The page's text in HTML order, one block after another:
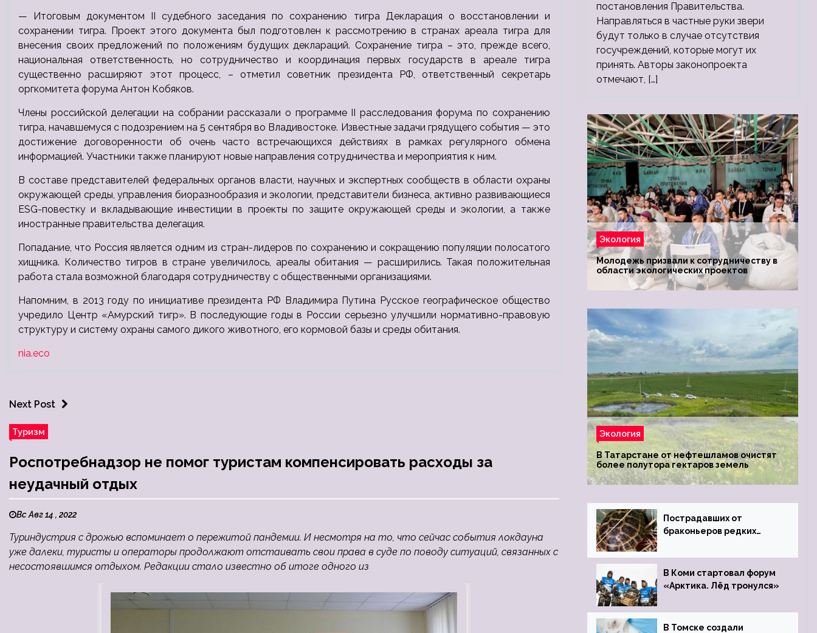
— Итоговым документом II судебного заседания по сохранению тигра Декларация о восстановлении и
сохранении тигра. Проект этого документа был подготовлен к рассмотрению в странах ареала тигра для
внесения своих предложений по положениям будущих деклараций. Сохранение тигра – это, прежде всего,
национальная ответственность, но сотрудничество и координация первых государств в ареале тигра
существенно расширяют этот процесс, – отметил советник президента РФ, ответственный секретарь
оргкомитета форума Антон Кобяков.
Члены российской делегации на собрании рассказали о программе II расследования форума по сохранению
тигра, начавшемуся с подозрением на 5 сентября во Владивостоке. Известные задачи грядущего события — это
достижение договоренности об очень часто встречающихся действиях в рамках регулярного обмена
информацией. Участники также планируют новые направления сотрудничества и мероприятия к ним.
В составе представителей федеральных органов власти, научных и экспертных сообществ в области охраны
окружающей среды, управления биоразнообразия и экологии, представители бизнеса, активно развивающиеся
ESG-повестку и вкладывающие инвестиции в проекты по защите окружающей среды и экологии, а также
иностранные правительства делегация.
Попадание, что Россия является одним из стран-лидеров по сохранению и сокращению популяции полосатого
хищника. Количество тигров в стране увеличилось, ареалы обитания — расширились. Такая положительная
работа стала возможной благодаря сотрудничеству с общественными организациями.
Напомним, в 2013 году по инициативе президента РФ Владимира Путина Русское географическое общество
учредило Центр «Амурский тигр». В последующие годы в России серьезно улучшили нормативно-правовую
структуру и систему охраны самого дикого животного, его кормовой базы и среды обитания.
nia.eco
Next Post
Туризм
Роспотребнадзор не помог туристам компенсировать расходы за
неудачный отдых
Вс Авг 14 , 2022
Туриндустрия с дрожью вспоминает о пережитой пандемии. И несмотря на то, что сейчас события локдауна
уже далеки, туристы и операторы продолжают отстаивать свои права в суде по поводу ситуаций, связанных с
несостоявшимся отдыхом. Редакции стало известно об итоге одного из
постановления Правительства.
Направляться в частные руки звери
будут только в случае отсутствия
госучреждений, которые могут их
принять. Авторы законопроекта
отмечают, […]
Экология
Молодежь призвали к сотрудничеству в
области экологических проектов
Экология
В Татарстане от нефтешламов очистят
более полутора гектаров земель
Пострадавших от
браконьеров редких
Ростовский зоопарк
В Коми стартовал форум
«Арктика. Лёд тронулся»
В Томске создали